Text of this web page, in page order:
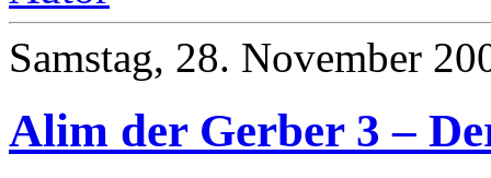
Samstag, 28. November
Alim der Gerber 3 –